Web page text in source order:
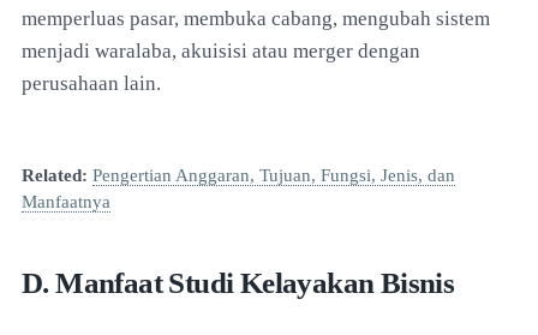
memperluas pasar, membuka cabang, mengubah sistem
menjadi waralaba, akuisisi atau merger dengan
perusahaan lain.
Related: Pengertian Anggaran, Tujuan, Fungsi, Jenis, dan
Manfaatnya
D. Manfaat Studi Kelayakan Bisnis